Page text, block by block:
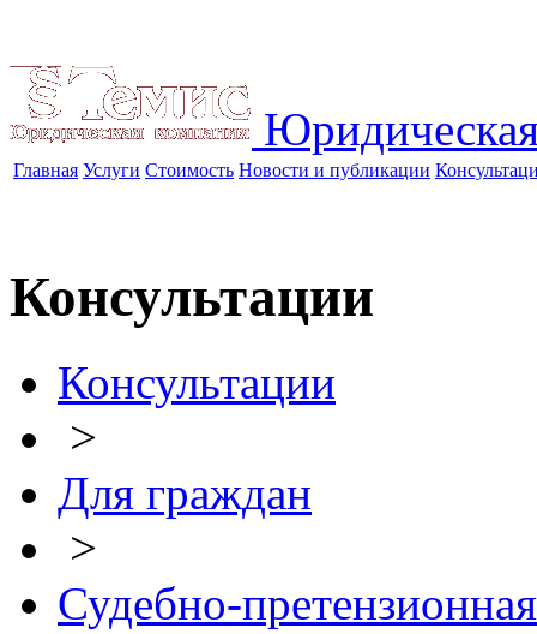
Главная Услуги Стоимость Новости и публикации
Консультации
Консультации
>
Для граждан
>
Судебно-